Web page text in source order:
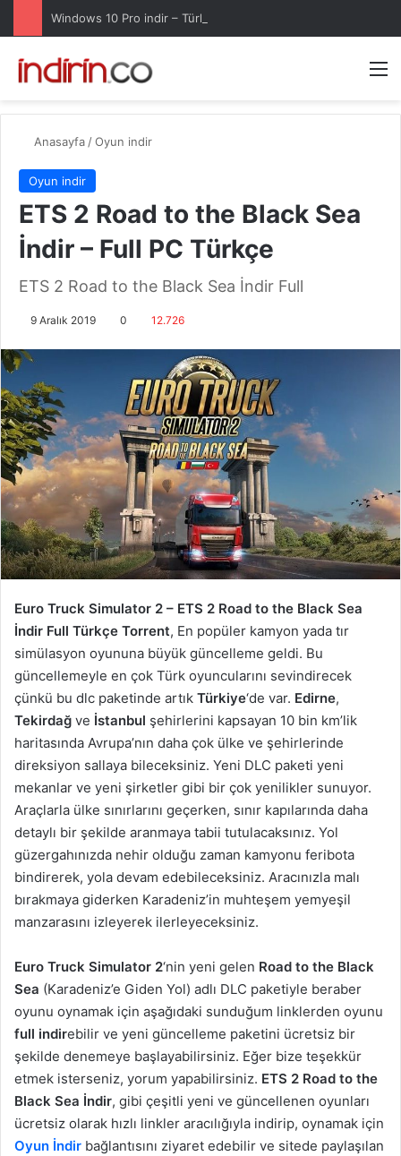
Windows 10 Pro indir – Türkçe – Güncel 2025
Anasayfa /Oyun indir
Oyun indir
ETS 2 Road to the Black Sea
İndir – Full PC Türkçe
ETS 2 Road to the Black Sea İndir Full
9 Aralık 2019 0 12.726
Euro Truck Simulator 2 – ETS 2 Road to the Black Sea
İndir Full Türkçe Torrent, En popüler kamyon yada tır
simülasyon oyununa büyük güncelleme geldi. Bu
güncellemeyle en çok Türk oyuncularını sevindirecek
çünkü bu dlc paketinde artık Türkiye‘de var. Edirne,
Tekirdağ ve İstanbul şehirlerini kapsayan 10 bin km’lik
haritasında Avrupa’nın daha çok ülke ve şehirlerinde
direksiyon sallaya bileceksiniz. Yeni DLC paketi yeni
mekanlar ve yeni şirketler gibi bir çok yenilikler sunuyor.
Araçlarla ülke sınırlarını geçerken, sınır kapılarında daha
detaylı bir şekilde aranmaya tabii tutulacaksınız. Yol
güzergahınızda nehir olduğu zaman kamyonu feribota
bindirerek, yola devam edebileceksiniz. Aracınızla malı
bırakmaya giderken Karadeniz’in muhteşem yemyeşil
manzarasını izleyerek ilerleyeceksiniz.
Euro Truck Simulator 2‘nin yeni gelen Road to the Black
Sea (Karadeniz’e Giden Yol) adlı DLC paketiyle beraber
oyunu oynamak için aşağıdaki sunduğum linklerden oyunu
full indirebilir ve yeni güncelleme paketini ücretsiz bir
şekilde denemeye başlayabilirsiniz. Eğer bize teşekkür
etmek isterseniz, yorum yapabilirsiniz. ETS 2 Road to the
Black Sea İndir, gibi çeşitli yeni ve güncellenen oyunları
ücretsiz olarak hızlı linkler aracılığıyla indirip, oynamak için
Oyun İndir bağlantısını ziyaret edebilir ve sitede paylaşılan